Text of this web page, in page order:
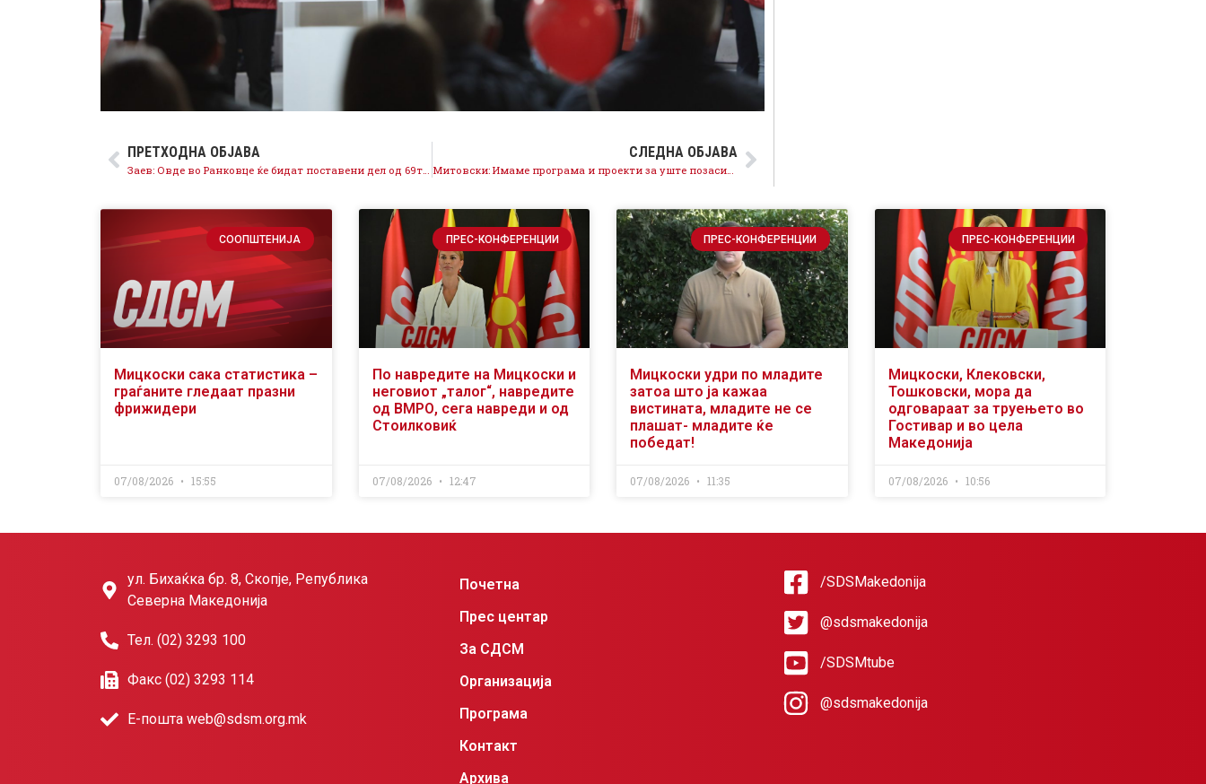
ПРЕТХОДНА ОБЈАВА
Заев: Овде во Ранковце ќе бидат поставени дел од 69те ветерници на најголемата инвестиција на германската компанија ВПД
СЛЕДНА ОБЈАВА
Митовски: Имаме програма и проекти за уште позасилен развој на Крива Паланка, граѓаните ќе го одберат Најдоброто
СООПШТЕНИЈА
Мицкоски сака статистика –
граѓаните гледаат празни
фрижидери
07/08/2026 15:55
ПРЕС-КОНФЕРЕНЦИИ
По навредите на Мицкоски и
неговиот „талог“, навредите
од ВМРО, сега навреди и од
Стоилковиќ
07/08/2026 12:47
ПРЕС-КОНФЕРЕНЦИИ
Мицкоски удри по младите
затоа што ја кажаа
вистината, младите не се
плашат- младите ќе
победат!
07/08/2026 11:35
ПРЕС-КОНФЕРЕНЦИИ
Мицкоски, Клековски,
Тошковски, мора да
одговараат за труењето во
Гостивар и во цела
Македонија
07/08/2026 10:56
ул. Бихаќка бр. 8, Скопје, Република
Северна Македонија
Тел. (02) 3293 100
Факс (02) 3293 114
Е-пошта web@sdsm.org.mk
Почетна
Прес центар
За СДСМ
Организација
Програма
Контакт
Архива
/SDSMakedonija
@sdsmakedonija
/SDSMtube
@sdsmakedonija